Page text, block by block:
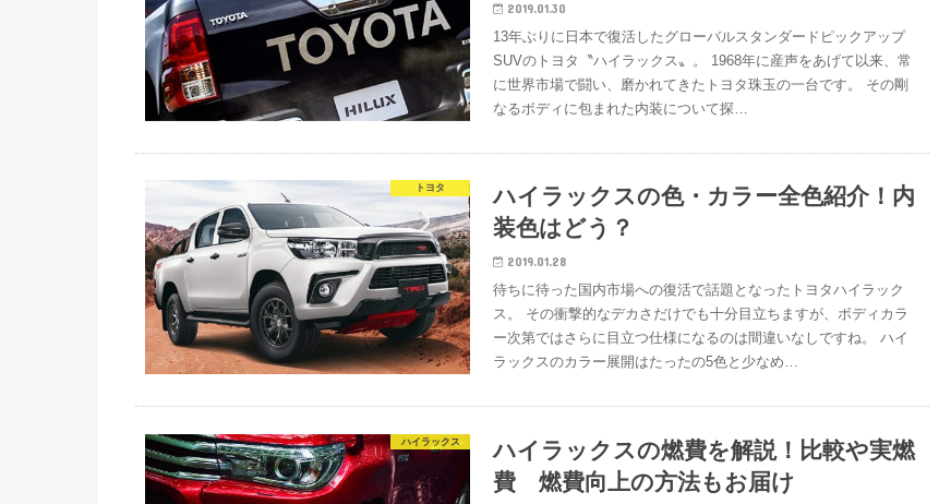
2019.01.30
13年ぶりに日本で復活したグローバルスタンダードピックアップ
SUVのトヨタ〝ハイラックス〟。 1968年に産声をあげて以来、常
に世界市場で闘い、磨かれてきたトヨタ珠玉の一台です。 その剛
なるボディに包まれた内装について探…
トヨタ
ハイラックスの色・カラー全色紹介！内
装色はどう？
2019.01.28
待ちに待った国内市場への復活で話題となったトヨタハイラック
ス。 その衝撃的なデカさだけでも十分目立ちますが、ボディカラ
ー次第ではさらに目立つ仕様になるのは間違いなしですね。 ハイ
ラックスのカラー展開はたったの5色と少なめ…
ハイラックス
ハイラックスの燃費を解説！比較や実燃
費 燃費向上の方法もお届け